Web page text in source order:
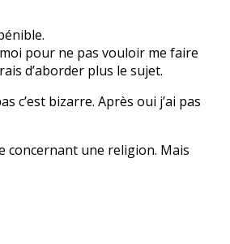
moi pour ne pas vouloir me faire
d’aborder plus le sujet.
c’est bizarre. Après oui j’ai pas
concernant une religion. Mais